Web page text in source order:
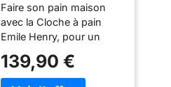
Rouge Grand Cru
Faire son pain maison
avec la Cloche à pain
Emile Henry, pour un
cuisson traditionnelle en
four à pain. Notre
139,90 €